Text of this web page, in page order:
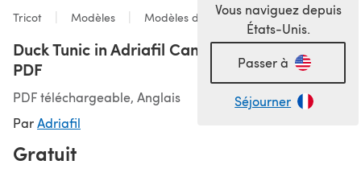
Vous naviguez depuis
États-Unis.
Passer à
Séjourner
Tricot Modèles Modèles de tricot pour tuniques
Duck Tunic in Adriafil Candy - Downloadable
PDF
PDF téléchargeable, Anglais
ParAdriafil
Gratuit